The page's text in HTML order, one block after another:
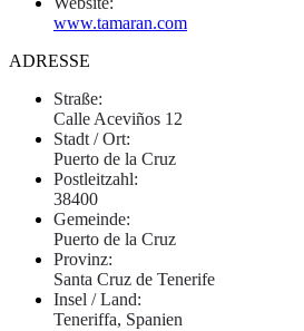
www.tamaran.com
ADRESSE
Straße:
Calle Aceviños 12
Stadt / Ort:
Puerto de la Cruz
Postleitzahl:
38400
Gemeinde:
Puerto de la Cruz
Provinz:
Santa Cruz de Tenerife
Insel / Land:
Teneriffa, Spanien